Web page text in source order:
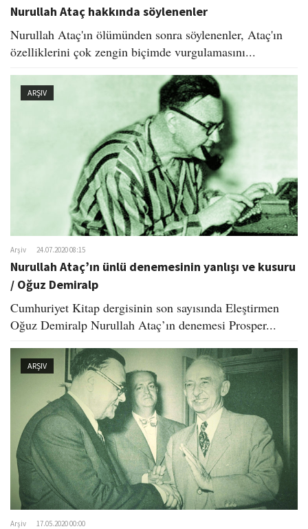
Nurullah Ataç hakkında söylenenler
Nurullah Ataç'ın ölümünden sonra söylenenler, Ataç'ın
özelliklerini çok zengin biçimde vurgulamasını...
ARŞIV
Arşiv 24.07.2020 08:15
Nurullah Ataç’ın ünlü denemesinin yanlışı ve kusuru
/ Oğuz Demiralp
Cumhuriyet Kitap dergisinin son sayısında Eleştirmen
Oğuz Demiralp Nurullah Ataç’ın denemesi Prosper...
ARŞIV
Arşiv 17.05.2020 00:00